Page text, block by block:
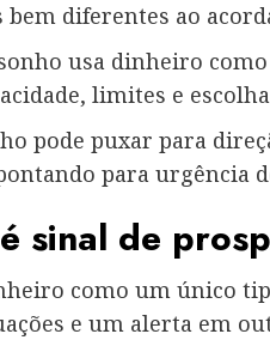
diferentes ao
usa dinheiro
limites e
pode puxar para
para urgência
sinal de
como um único
e um alerta em